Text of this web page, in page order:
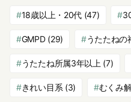
18歳以上・20代 (47)
GMPD(29) うたたねの
うたたね所属3年以上 (7)
きれい目系 (3) むくみ